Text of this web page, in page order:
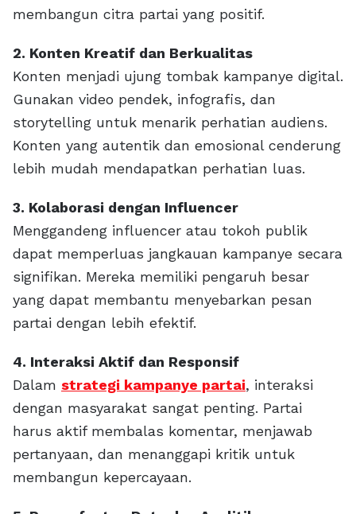
membangun citra partai yang positif.
2. Konten Kreatif dan Berkualitas
Konten menjadi ujung tombak kampanye digital.
Gunakan video pendek, infografis, dan
storytelling untuk menarik perhatian audiens.
Konten yang autentik dan emosional cenderung
lebih mudah mendapatkan perhatian luas.
3. Kolaborasi dengan Influencer
Menggandeng influencer atau tokoh publik
dapat memperluas jangkauan kampanye secara
signifikan. Mereka memiliki pengaruh besar
yang dapat membantu menyebarkan pesan
partai dengan lebih efektif.
4. Interaksi Aktif dan Responsif
Dalam strategi kampanye partai, interaksi
dengan masyarakat sangat penting. Partai
harus aktif membalas komentar, menjawab
pertanyaan, dan menanggapi kritik untuk
membangun kepercayaan.